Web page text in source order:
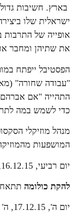
בארץ. חשיבות
ישראלית שלו
אופייה של התרבות
את שתיהן ומחבר
הפסטיבל ייפתח
התהייה "אם
כדי לשמש במה
מנהל מוזיקלי
המושפעות
יום רביעי, 16.12.15, ד' בטבת תשע"ו, 21:00, בית שמואל
להקת כולומה
יום ה', 17.12.15, ה' בטבת תשע"ו, 21:00, התחנה הראשונה –